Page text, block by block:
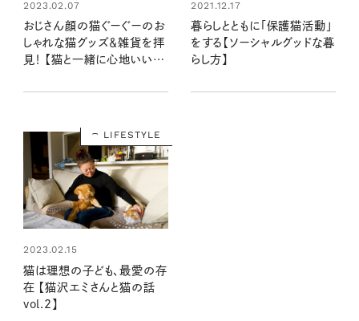
2023.02.07
おじさん顔の猫ぐーぐーのお
しゃれな猫グッズ＆雑貨を拝
見！ 【猫と一緒に心地いい暮
2021.12.17
暮らしとともに「保護猫活動」
をする【ソーシャルグッドな暮
らし方】
LIFESTYLE
2023.02.15
猫は理想の子ども、最愛の存
在 【猫沢エミさんと猫の話
vol.2】